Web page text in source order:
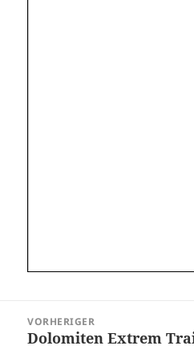
VORHERIGER
Vorheriger
Dolomiten Extrem